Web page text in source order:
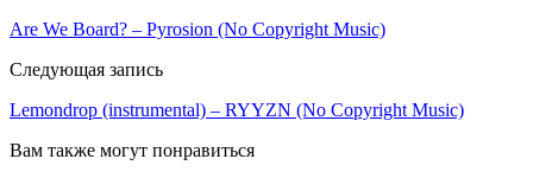
Are We Board? – Pyrosion (No Copyright Music)
Следующая запись
Lemondrop (instrumental) – RYYZN (No Copyright Music)
Вам также могут понравиться